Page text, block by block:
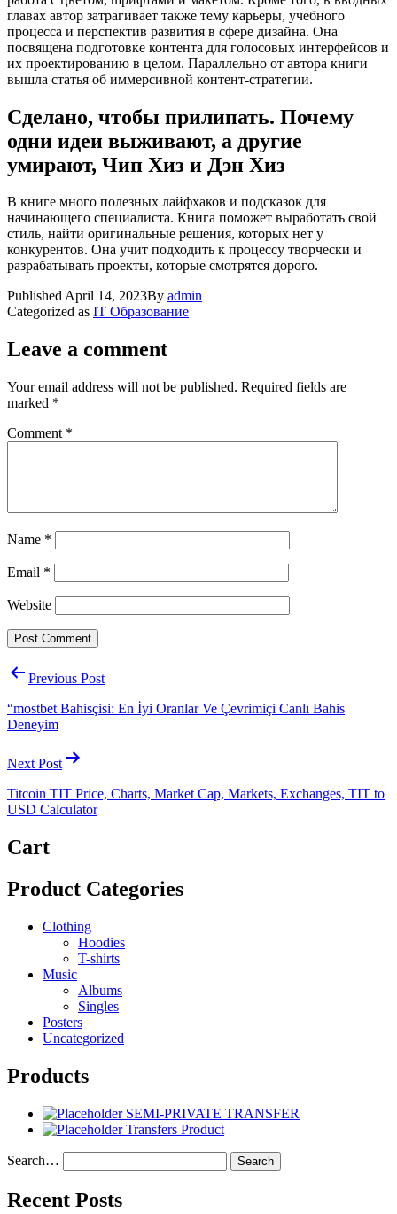
главах автор затрагивает также тему карьеры, учебного
процесса и перспектив развития в сфере дизайна. Она
посвящена подготовке контента для голосовых интерфейсов и
их проектированию в целом. Параллельно от автора книги
вышла статья об иммерсивной контент-стратегии.
Сделано, чтобы прилипать. Почему
одни идеи выживают, а другие
умирают, Чип Хиз и Дэн Хиз
В книге много полезных лайфхаков и подсказок для
начинающего специалиста. Книга поможет выработать свой
стиль, найти оригинальные решения, которых нет у
конкурентов. Она учит подходить к процессу творчески и
разрабатывать проекты, которые смотрятся дорого.
PublishedApril 14, 2023By admin
Categorized as IT Образование
Leave a comment
Your email address will not be published. Required fields are
marked *
Comment *
Name *
Email *
Website
PostPrevious Post
“mostbet Bahisçisi: En İyi Oranlar Ve Çevrimiçi Canlı Bahis
Deneyim
Next Post
Titcoin TIT Price, Charts, Market Cap, Markets, Exchanges, TIT to
USD Calculator
Cart
Product Categories
Clothing
Hoodies
T-shirts
Music
Albums
Singles
Posters
Uncategorized
Products
SEMI-PRIVATE TRANSFER
Transfers Product
Search…
Recent Posts